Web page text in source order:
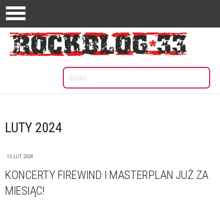
LUTY 2024
15 LUT 2024
KONCERTY FIREWIND I MASTERPLAN JUŻ ZA
MIESIĄC!